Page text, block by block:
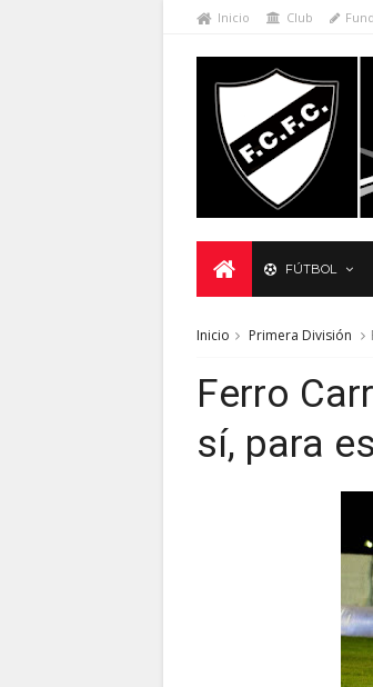
Inicio Club
FÚTBOL
Inicio Primera División
Ferro
sí, para